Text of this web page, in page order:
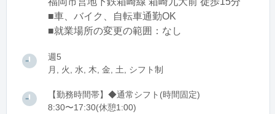
■車、バイク、自転車通勤OK
■就業場所の変更の範囲：なし
週5
月, 火, 水, 木, 金, 土, シフト制
【勤務時間帯】◆通常シフト(時間固定)
8:30〜17:30(休憩1:00)